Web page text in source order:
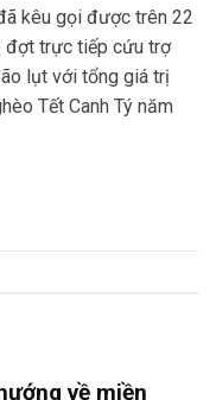
kêu gọi được trên 22
đợt trực tiếp cứu trợ
lụt với tổng giá trị
Tết Canh Tý năm
về miền